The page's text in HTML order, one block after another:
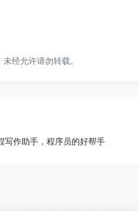
经允许请勿转载。
写作助手，程序员的好帮手